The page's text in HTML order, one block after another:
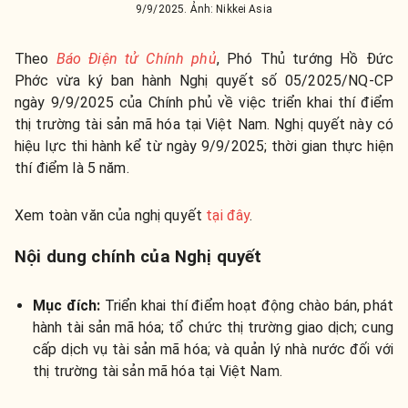
9/9/2025. Ảnh: Nikkei Asia
Theo Báo Điện tử Chính phủ, Phó Thủ tướng Hồ Đức
Phớc vừa ký ban hành Nghị quyết số 05/2025/NQ-CP
ngày 9/9/2025 của Chính phủ về việc triển khai thí điểm
thị trường tài sản mã hóa tại Việt Nam. Nghị quyết này có
hiệu lực thi hành kể từ ngày 9/9/2025; thời gian thực hiện
thí điểm là 5 năm.
Xem toàn văn của nghị quyết tại đây.
Nội dung chính của Nghị quyết
Mục đích: Triển khai thí điểm hoạt động chào bán, phát
hành tài sản mã hóa; tổ chức thị trường giao dịch; cung
cấp dịch vụ tài sản mã hóa; và quản lý nhà nước đối với
thị trường tài sản mã hóa tại Việt Nam.